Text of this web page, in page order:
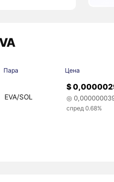
Пара Цена
EVA/SOL
$
◎
спред 0.68%